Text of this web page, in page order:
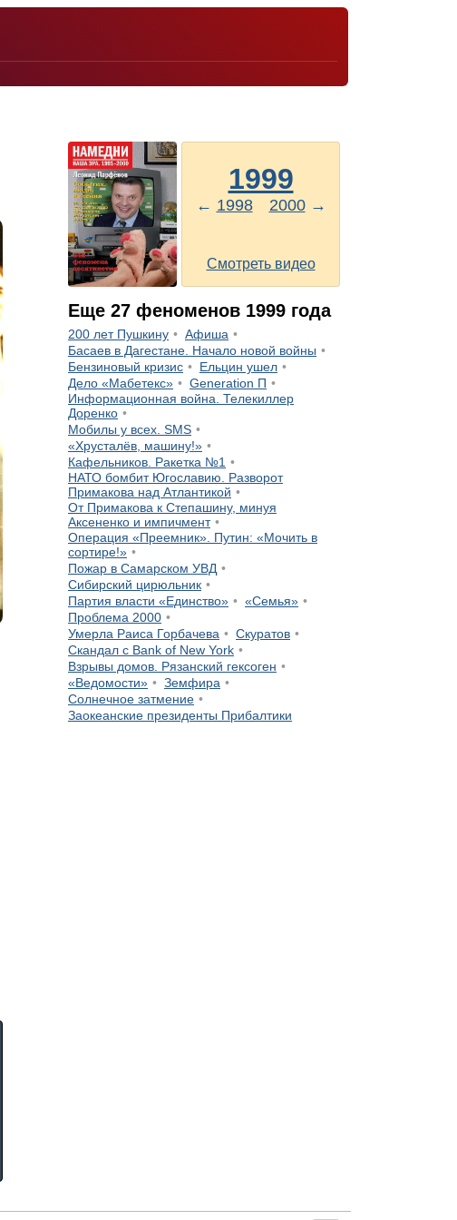
← 1998
1999
2000→
Смотреть видео
Еще 27 феноменов 1999 года
200 лет Пушкину
Афиша
Басаев в Дагестане. Начало новой войны
Бензиновый кризис
Ельцин ушел
Дело «Мабетекс»
Generation П
Информационная война. Телекиллер
Доренко
Мобилы у всех. SMS
«Хрусталёв, машину!»
Кафельников. Ракетка №1
НАТО бомбит Югославию. Разворот
Примакова над Атлантикой
От Примакова к Степашину, минуя
Аксененко и импичмент
Операция «Преемник». Путин: «Мочить в
сортире!»
Пожар в Самарском УВД
Сибирский цирюльник
Партия власти «Единство»
«Семья»
Проблема 2000
Умерла Раиса Горбачева
Скуратов
Скандал с Bank of New York
Взрывы домов. Рязанский гексоген
«Ведомости»
Земфира
Солнечное затмение
Заокеанские президенты Прибалтики